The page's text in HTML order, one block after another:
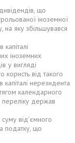
що
іноземної
яку збільшувався
іноземних
у вигляді
користь від такого
нерезидента
календарного
держав
від’ємного
податку, що